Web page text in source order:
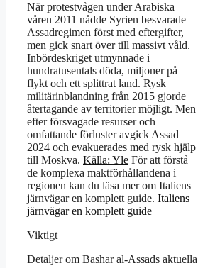
När protestvågen under Arabiska
våren 2011 nådde Syrien besvarade
Assadregimen först med eftergifter,
men gick snart över till massivt våld.
Inbördeskriget utmynnade i
hundratusentals döda, miljoner på
flykt och ett splittrat land. Rysk
militärinblandning från 2015 gjorde
återtagande av territorier möjligt. Men
efter försvagade resurser och
omfattande förluster avgick Assad
2024 och evakuerades med rysk hjälp
till Moskva. Källa: Yle För att förstå
de komplexa maktförhållandena i
regionen kan du läsa mer om Italiens
järnvägar en komplett guide. Italiens
järnvägar en komplett guide
Viktigt
Detaljer om Bashar al-Assads aktuella